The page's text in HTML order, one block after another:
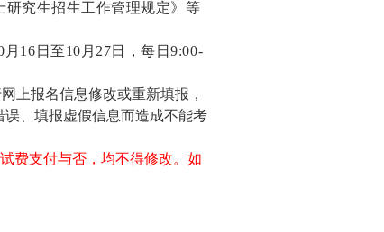
研究生招生工作管理规定》等
16日至10月27日，每日9:00-
上报名信息修改或重新填报，
、填报虚假信息而造成不能考
费支付与否，均不得修改。如